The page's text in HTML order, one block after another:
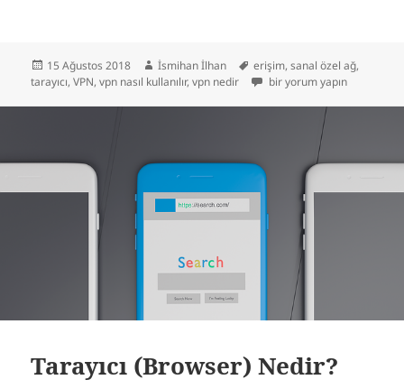
Yayın
tarihi
15 Ağustos 2018 Yazar
İsmihan İlhan Etiketler
erişim,sanal özel ağ,
tarayıcı,VPN,vpn nasıl kullanılır,vpn nedir VPN (Sanal Özel Ağ)
bir yorum yapın
Tarayıcı (Browser) Nedir?